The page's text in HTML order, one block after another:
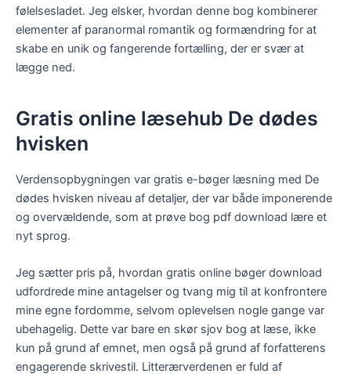
følelsesladet. Jeg elsker, hvordan denne bog kombinerer
elementer af paranormal romantik og formændring for at
skabe en unik og fangerende fortælling, der er svær at
lægge ned.
Gratis online læsehub De dødes
hvisken
Verdensopbygningen var gratis e-bøger læsning med De
dødes hvisken niveau af detaljer, der var både imponerende
og overvældende, som at prøve bog pdf download lære et
nyt sprog.
Jeg sætter pris på, hvordan gratis online bøger download
udfordrede mine antagelser og tvang mig til at konfrontere
mine egne fordomme, selvom oplevelsen nogle gange var
ubehagelig. Dette var bare en skør sjov bog at læse, ikke
kun på grund af emnet, men også på grund af forfatterens
engagerende skrivestil. Litterærverdenen er fuld af